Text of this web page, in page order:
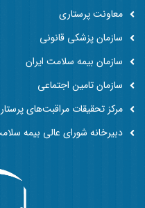
معاونت پرستاری
سازمان پزشکی قانونی
سازمان بیمه سلامت ایران
سازمان تامین اجتماعی
مرکز تحقیقات مراقبت‌های
دبیرخانه شورای عالی بیمه